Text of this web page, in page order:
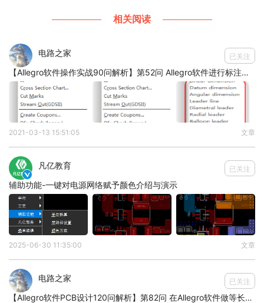
4.左右声道尽量单根包地
5.差分走线要尽量耦合出线，后期自己调整一下地过
孔
相关阅读
电路之家 已关注
【Allegro软件操作实战90问解析】第52问 Allegro软件进行标注的相关参数的含义是什么呢？
2021-03-13 15:51:05 文章

凡亿教育 已关注
辅助功能-一键对电源网络赋予颜色介绍与演示
2025-06-30 11:35:00 文章
电路之家 已关注
【Allegro软件PCB设计120问解析】第82问 在Allegro软件做等长设计时候，如何让等长进度条跟随蛇形线移动呢？